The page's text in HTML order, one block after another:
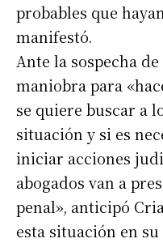
probables que
manifestó.
Ante la sospecha
maniobra para
se quiere buscar a
situación y si es
iniciar acciones
abogados van a
penal», anticipó
esta situación en